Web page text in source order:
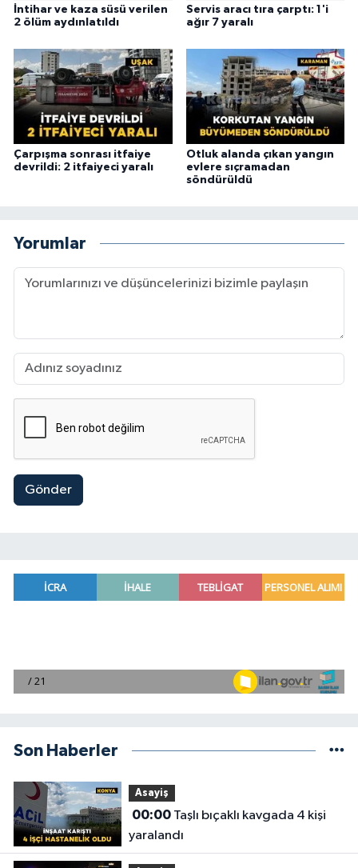
İntihar ve kaza süsü verilen
2 ölüm aydınlatıldı
Servis aracı tıra çarptı: 1'i
ağır 7 yaralı
Çarpışma sonrası itfaiye
devrildi: 2 itfaiyeci yaralı
Otluk alanda çıkan yangın
evlere sıçramadan
söndürüldü
Yorumlar
Gönder
Son Haberler
Asayiş
00:00Taşlı bıçaklı kavgada 4 kişi
yaralandı